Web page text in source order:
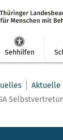
Sehhilfen
Aktuelle